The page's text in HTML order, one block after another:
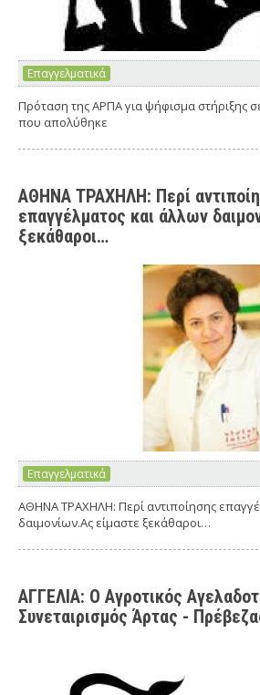
Επαγγελματικά
Πρόταση της ΑΡΠΑ για ψήφισμα στήριξης
που απολύθηκε
ΑΘΗΝΑ ΤΡΑΧΗΛΗ: Περί
επαγγέλματος και άλλων
ξεκάθαροι…
Επαγγελματικά
ΑΘΗΝΑ ΤΡΑΧΗΛΗ: Περί αντιποίησης
δαιμονίων.Ας είμαστε ξεκάθαροι…
ΑΓΓΕΛΙΑ: Ο Αγροτικός
Συνεταιρισμός Άρτας -